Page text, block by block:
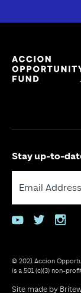
Stay up-to-
youtubetwitter
© 2021 Accion
is a 501 (c)(3) non-
Site made by